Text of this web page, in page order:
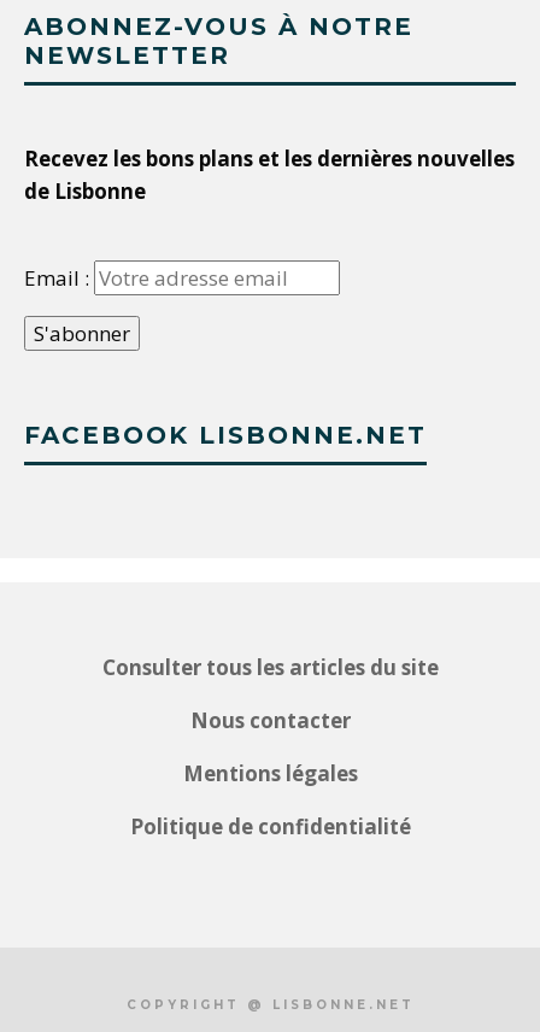
ABONNEZ-VOUS À NOTRE
NEWSLETTER
Recevez les bons plans et les dernières nouvelles
de Lisbonne
Email :
FACEBOOK LISBONNE.NET
Consulter tous les articles du site
Nous contacter
Mentions légales
Politique de confidentialité
COPYRIGHT @ LISBONNE.NET